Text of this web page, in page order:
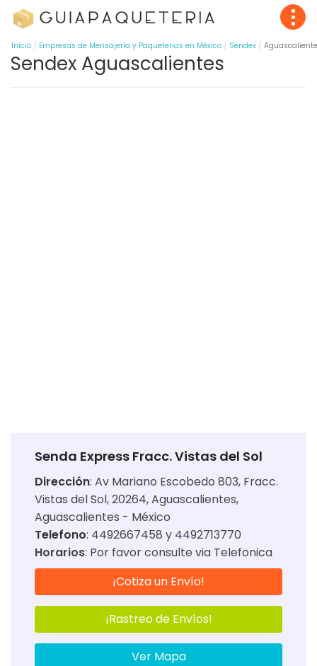
Inicio Empresas de Mensajería y Paqueterías en México Sendex
Sendex Aguascalientes
Senda Express Fracc. Vistas del Sol
Dirección: Av Mariano Escobedo 803, Fracc.
Vistas del Sol, 20264, Aguascalientes,
Aguascalientes - México
Telefono: 4492667458 y 4492713770
Horarios: Por favor consulte via Telefonica
¡Cotiza un Envío!
¡Rastreo de Envíos!
Ver Mapa